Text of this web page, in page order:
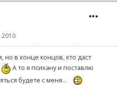
2010
в конце концов, кто даст
А то я психану и поставлю
будете с меня...